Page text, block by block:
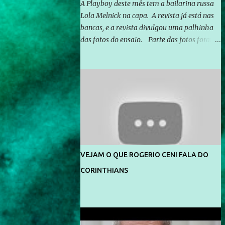
A Playboy deste mês tem a bailarina russa
Lola Melnick na capa. A revista já está nas
bancas, e a revista divulgou uma palhinha
das fotos do ensaio. Parte das fotos foram
divulga capa e primeiras fotos de Lola
Melnick - @aredacao
VEJAM O QUE ROGERIO CENI FALA DO
CORINTHIANS